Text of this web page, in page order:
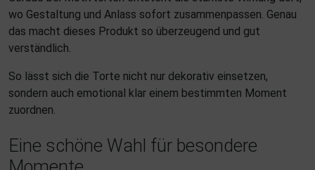
wo Gestaltung und Anlass sofort zusammenpassen. Genau
das macht dieses Produkt so überzeugend und gut
verständlich.
So lässt sich die Torte nicht nur dekorativ einsetzen,
sondern auch emotional klar einem bestimmten Moment
zuordnen.
Eine schöne Wahl für besondere